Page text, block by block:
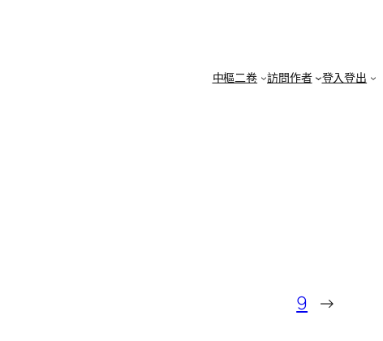
中樞二卷 訪問作者 登入登出
9 →